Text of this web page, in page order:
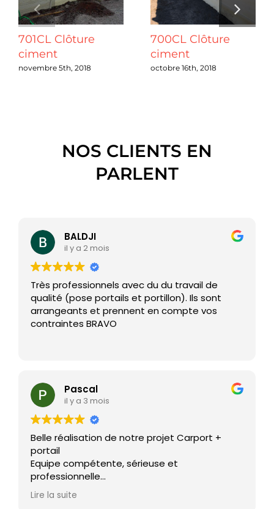
Chantiers
Devis
Guide & Aide
701CL Clôture
ciment
novembre 5th, 2018
700CL Clôture
ciment
octobre 16th, 2018
NOS CLIENTS EN
PARLENT
BALDJI
il y a 2 mois
Très professionnels avec du du travail de
qualité (pose portails et portillon). Ils sont
arrangeants et prennent en compte vos
contraintes BRAVO
Pascal
il y a 3 mois
Belle réalisation de notre projet Carport +
portail
Equipe compétente, sérieuse et
professionnelle
Un grand MERCI tout particulier à José, qui a
fait un travail exemplaire sur les contraintes
Lire la suite